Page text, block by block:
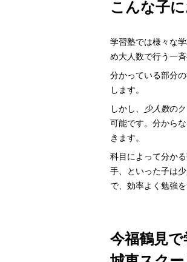
こんな子
学習塾では様々な
め大人数で行う一
分かっている部分
します。
しかし、
少人数の
可能です。分から
きます。
科目によって分か
手、といった子は
で、効率よく勉強
今福鶴見